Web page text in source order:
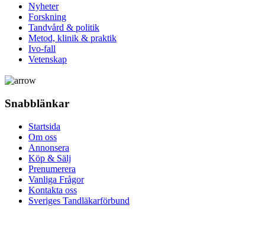
Nyheter
Forskning
Tandvård & politik
Metod, klinik & praktik
Ivo-fall
Vetenskap
Snabblänkar
Startsida
Om oss
Annonsera
Köp & Sälj
Prenumerera
Vanliga Frågor
Kontakta oss
Sveriges Tandläkarförbund